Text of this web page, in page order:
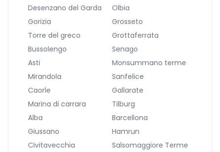
Desenzano del Garda
Olbia
Gorizia
Grosseto
Torre del greco
Grottaferrata
Bussolengo
Senago
Asti
Monsummano terme
Mirandola
Sanfelice
Caorle
Gallarate
Marina di carrara
Tilburg
Alba
Barcellona
Giussano
Hamrun
Civitavecchia
Salsomaggiore Terme